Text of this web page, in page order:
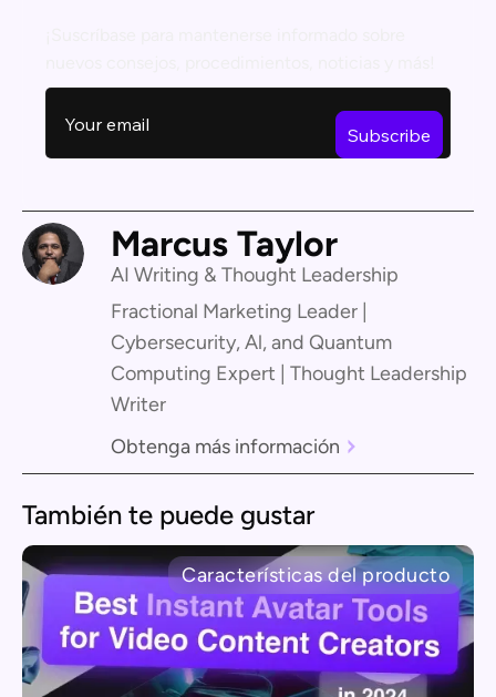
Marcus Taylor
AI Writing & Thought Leadership
Fractional Marketing Leader |
Cybersecurity, Al, and Quantum
Computing Expert | Thought Leadership
Writer
Obtenga más información
También te puede gustar
Características del producto